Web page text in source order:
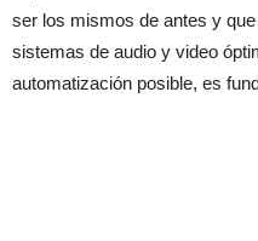
ser los mismos de antes y
sistemas de audio y video
automatización posible, es